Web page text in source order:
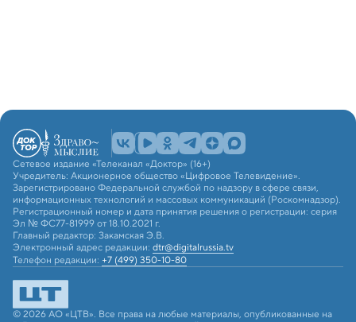
Сетевое издание «Телеканал «Доктор» (16+)
Учредитель: Акционерное общество «Цифровое Телевидение».
Зарегистрировано Федеральной службой по надзору в сфере связи,
информационных технологий и массовых коммуникаций (Роскомнадзор).
Регистрационный номер и дата принятия решения о регистрации: серия
Эл № ФС77-81999 от 18.10.2021 г.
Главный редактор: Закамская Э.В.
Электронный адрес редакции: dtr@digitalrussia.tv
Телефон редакции: +7 (499) 350-10-80
© 2026 АО «ЦТВ». Все права на любые материалы, опубликованные на